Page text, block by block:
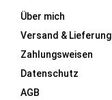
Über mich
Versand & Lieferung
Zahlungsweisen
Datenschutz
AGB